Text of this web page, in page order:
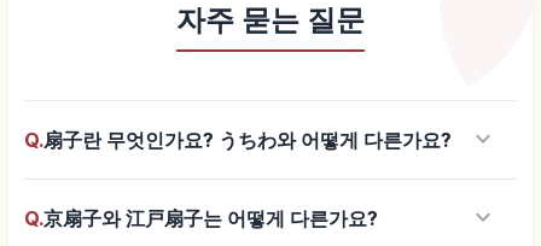
자주 묻는 질문
Q.扇子란 무엇인가요? うちわ와 어떻게 다른가요? keyboard_arrow_down
Q.京扇子와 江戸扇子는 어떻게 다른가요? keyboard_arrow_down